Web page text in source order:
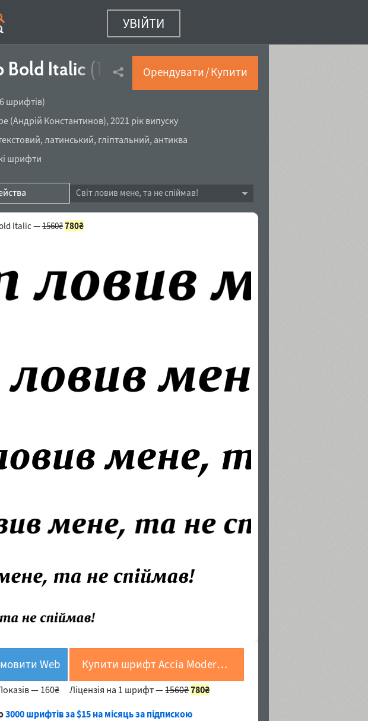
УВІЙТИ
Bold Italic (14 з 16)Орендувати / Купити
шрифтів)
(Андрій Константинов), 2021 рік випуску
, латинський, гліптальний, антиква
шрифти
Світ ловив мене, та не спіймав!
Italic —1560₴780₴
Web
—160₴
Купити шрифт Accia Moderato Bold Italic
Ліцензія на 1 шрифт —1560₴780₴
3000 шрифтів за $15 на місяць за підпискою